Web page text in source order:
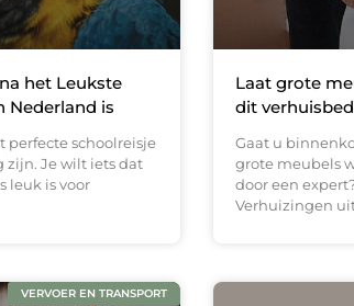
het Leukste
Nederland is
perfecte schoolreisje
Je wilt iets dat
leuk is voor
Laat grote
dit
Gaat u
grote meubels
door een
Verhuizingen
VERVOER EN TRANSPORT